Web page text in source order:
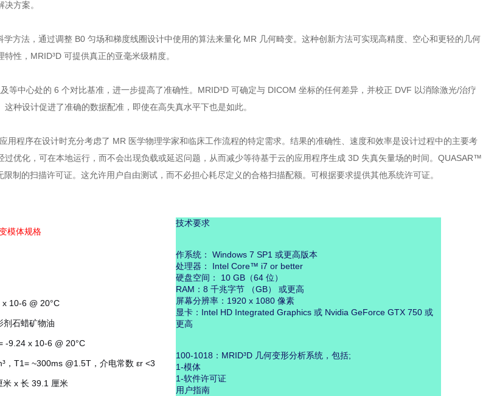
方案。
学方法，通过调整 B0 匀场和梯度线圈设计中使用的算法来量化 MR 几何畸变。这种创新方法可实现高精度、空心和更轻的几何
性，MRID³D 可提供真正的亚毫米级精度。
等中心处的 6 个对比基准，进一步提高了准确性。MRID³D 可确定与 DICOM 坐标的任何差异，并校正 DVF 以消除激光/治疗
种设计促进了准确的数据配准，即使在高失真水平下也是如此。
用程序在设计时充分考虑了 MR 医学物理学家和临床工作流程的特定需求。结果的准确性、速度和效率是设计过程中的主要考
过优化，可在本地运行，而不会出现负载或延迟问题，从而减少等待基于云的应用程序生成 3D 失真矢量场的时间。QUASAR™
限制的扫描许可证。这允许用户自由测试，而不必担心耗尽定义的合格扫描配额。可根据要求提供其他系统许可证。
模体规格
10-6 @ 20°C
剂石蜡矿物油
-9.24 x 10-6 @ 20°C
，T1= ~300ms @1.5T，介电常数 εr <3
米 x 长 39.1 厘米
技术要求
作系统： Windows 7 SP1 或更高版本
处理器： Intel Core™ i7 or better
硬盘空间： 10 GB（64 位）
RAM：8 千兆字节 （GB） 或更高
屏幕分辨率：1920 x 1080 像素
显卡：Intel HD Integrated Graphics 或 Nvidia GeForce GTX 750 或
更高
100-1018：MRID³D 几何变形分析系统，包括;
1-模体
1-软件许可证
用户指南